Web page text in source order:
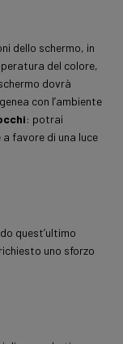
dello schermo, in
del colore,
dovrà
con l’ambiente
: potrai
favore di una luce
quest’ultimo
uno sforzo